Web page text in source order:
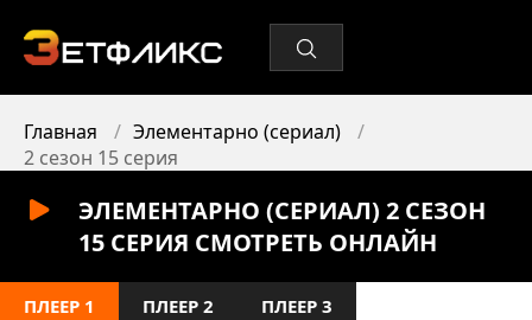
Главная
Элементарно (сериал)
2 сезон 15 серия
ЭЛЕМЕНТАРНО (СЕРИАЛ) 2 СЕЗОН
15 СЕРИЯ СМОТРЕТЬ ОНЛАЙН
ПЛЕЕР 1 ПЛЕЕР 2 ПЛЕЕР 3